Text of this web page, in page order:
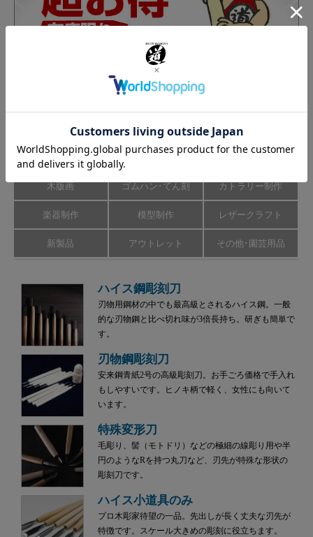
彫刻刀･のみ
木版画 ゴムハン･てん刻 カトラリー制作
楽器制作 模型制作 レザークラフト
新製品 アウトレット その他･園芸用品
ハイス鋼彫刻刀
刃物用鋼材の中でも最高級とされるハイス鋼。一般
的な刃物鋼と比べ切れ味が3倍長持ち。研ぎも簡単で
す。
刃物鋼彫刻刀
安来鋼青紙2号の高級彫刻刀。お手ごろ価格で手入れ
もしやすいです。ヒノキ柄で軽く、女性にも向いて
います。
特殊変形刀
毛彫り、髻（モトドリ）などの極細の線彫り用や半
円のようなRを持つ丸刀など、刃先が特殊な形状の
彫刻刀です。
ハイス小道具のみ
プロ木彫家待望の一品。先出しが長く丈夫な刃先が
特徴です。スケール大きめの彫刻に役立ちます。